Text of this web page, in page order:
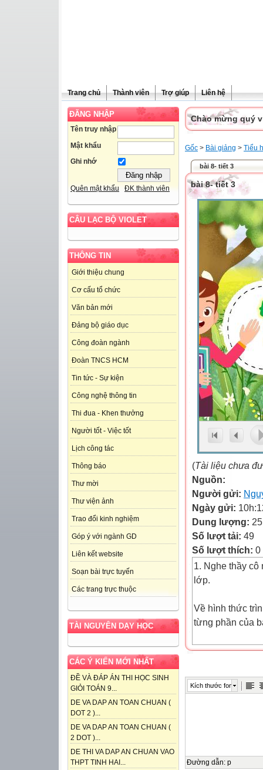
Trang chủ Thành viên Trợ giúp Liên hệ
ĐĂNG NHẬP
Tên truy nhập
Mật khẩu
Ghi nhớ
Quên mật khẩu ĐK thành viên
CÂU LẠC BỘ VIOLET
THÔNG TIN
Giới thiệu chung
Cơ cấu tổ chức
Văn bản mới
Đảng bộ giáo dục
Công đoàn ngành
Đoàn TNCS HCM
Tin tức - Sự kiện
Công nghệ thông tin
Thi đua - Khen thưởng
Người tốt - Việc tốt
Lịch công tác
Thông báo
Thư mời
Thư viện ảnh
Trao đổi kinh nghiệm
Góp ý với ngành GD
Liên kết website
Soạn bài trực tuyến
Các trang trực thuộc
TÀI NGUYÊN DẠY HỌC
CÁC Ý KIẾN MỚI NHẤT
ĐỀ VÀ ĐÁP ÁN THI HỌC SINH
GIỎI TOÁN 9...
DE VA DAP AN TOAN CHUAN (
DOT 2 )...
DE VA DAP AN TOAN CHUAN (
2 DOT )...
DE THI VA DAP AN CHUAN VAO
THPT TINH HAI...
Chào mừng quý
Gốc > Bài giảng > Tiểu
bài 8- tiết 3
bài 8- tiết 3
(Tài liệu chưa
Nguồn:
Người gửi:
Ngày gửi:
Dung lượng:
Số lượt tải: 49
Số lượt thích: 0
1. Nghe thầy cô
lớp.
Về hình thức
từng phần của
Về cách dùng
Về các thông
bảng biểu, các
Chỉnh sửa báo
Kích thước font
Đường dẫn: p